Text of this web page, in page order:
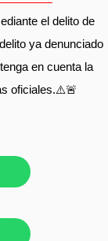
el delito de
ya denunciado
en cuenta la
oficiales.⚠️🚨